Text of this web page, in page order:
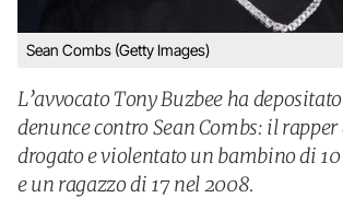
Sean Combs (Getty Images)
L’avvocato Tony Buzbee ha
denunce contro Sean Combs: il rapper
drogato e violentato un bambino di
e un ragazzo di 17 nel 2008.